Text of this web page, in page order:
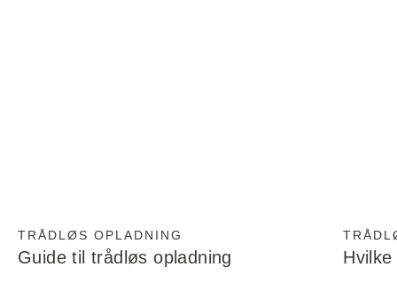
TRÅDLØS OPLADNING
Guide til trådløs opladning